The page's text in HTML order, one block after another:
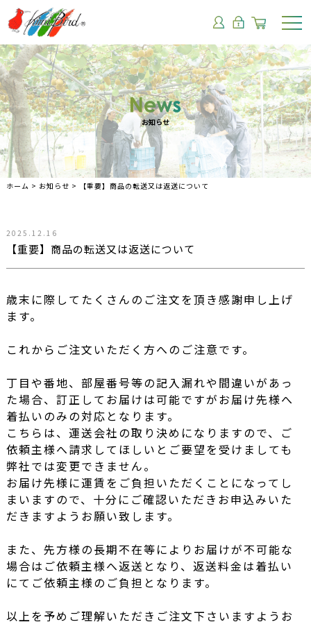
お問い合わせ
お知らせ
ホーム > お知らせ > 【重要】商品の転送又は返送について
【重要】商品の転送又は返送について
2025.12.16
歳末に際してたくさんのご注文を頂き感謝申し上げ
ます。
これからご注文いただく方へのご注意です。
丁目や番地、部屋番号等の記入漏れや間違いがあっ
た場合、訂正してお届けは可能ですがお届け先様へ
着払いのみの対応となります。
こちらは、運送会社の取り決めになりますので、ご
依頼主様へ請求してほしいとご要望を受けましても
弊社では変更できません。
お届け先様に運賃をご負担いただくことになってし
まいますので、十分にご確認いただきお申込みいた
だきますようお願い致します。
また、先方様の長期不在等によりお届けが不可能な
場合はご依頼主様へ返送となり、返送料金は着払い
にてご依頼主様のご負担となります。
以上を予めご理解いただきご注文下さいますようお